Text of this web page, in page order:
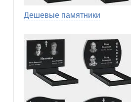
Дешевые памятники